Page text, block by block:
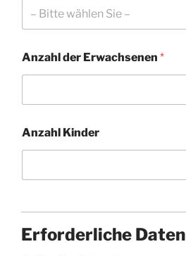
– Bitte wählen Sie –
Anzahl der Erwachsenen *
Anzahl Kinder
Erforderliche Daten